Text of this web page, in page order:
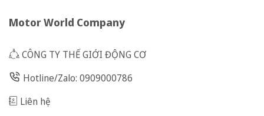
Motor World Company
CÔNG TY THẾ GIỚI ĐỘNG CƠ
Hotline/Zalo: 0909000786
Liên hệ